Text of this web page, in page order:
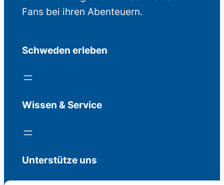
Fans bei ihren Abenteuern.
Schweden erleben
Wissen & Service
Unterstütze uns